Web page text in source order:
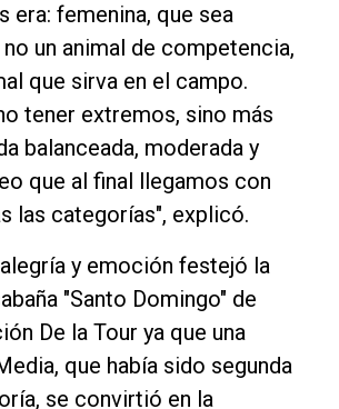
era: femenina, que sea
un animal de competencia,
que sirva en el campo.
tener extremos, sino más
balanceada, moderada y
que al final llegamos con
las categorías", explicó.
y emoción festejó la
"Santo Domingo" de
De la Tour ya que una
que había sido segunda
se convirtió en la